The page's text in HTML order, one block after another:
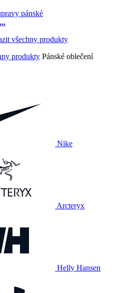
pánské
produkty Pánské oblečení
Nike
Arcteryx
Helly Hansen